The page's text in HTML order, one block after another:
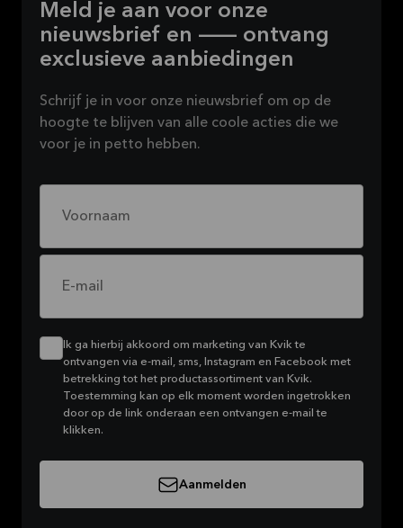
Meld je aan voor onze
nieuwsbrief en — ontvang
exclusieve aanbiedingen
Schrijf je in voor onze nieuwsbrief om op de
hoogte te blijven van alle coole acties die we
voor je in petto hebben.
Voornaam
E-mail
Ik ga hierbij akkoord om marketing van Kvik te
ontvangen via e-mail, sms, Instagram en Facebook met
betrekking tot het productassortiment van Kvik.
Toestemming kan op elk moment worden ingetrokken
door op de link onderaan een ontvangen e-mail te
klikken.
Aanmelden